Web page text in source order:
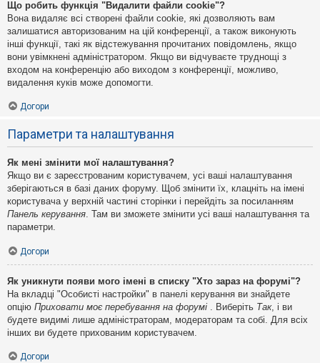
Що робить функція "Видалити файли cookie"?
Вона видаляє всі створені файли cookie, які дозволяють вам
залишатися авторизованим на цій конференції, а також виконують
інші функції, такі як відстежування прочитаних повідомлень, якщо
вони увімкнені адміністратором. Якщо ви відчуваєте труднощі з
входом на конференцію або виходом з конференції, можливо,
видалення куків може допомогти.
Догори
Параметри та налаштування
Як мені змінити мої налаштування?
Якщо ви є зареєстрованим користувачем, усі ваші налаштування
зберігаються в базі даних форуму. Щоб змінити їх, клацніть на імені
користувача у верхній частині сторінки і перейдіть за посиланням
Панель керування . Там ви зможете змінити усі ваші налаштування та
параметри.
Догори
Як уникнути появи мого імені в списку "Хто зараз на форумі"?
На вкладці "Особисті настройки" в панелі керування ви знайдете
опцію Приховати моє перебування на форумі . Виберіть Так, і ви
будете видимі лише адміністраторам, модераторам та собі. Для всіх
інших ви будете прихованим користувачем.
Догори